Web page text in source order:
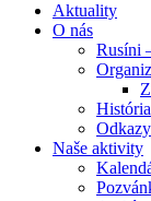
Aktuality
O nás
Rusíni
História
Odkazy
Naše aktivity